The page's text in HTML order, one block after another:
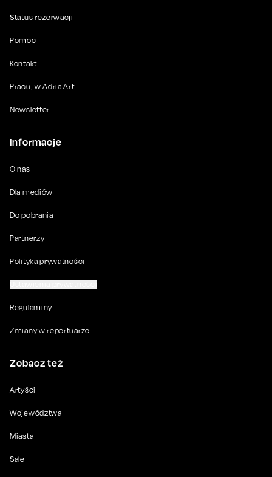
Status rezerwacji
Pomoc
Kontakt
Pracuj w Adria Art
Newsletter
Informacje
O nas
Dla mediów
Do pobrania
Partnerzy
Polityka prywatności
Regulaminy
Zmiany w repertuarze
Zobacz też
Artyści
Województwa
Miasta
Sale